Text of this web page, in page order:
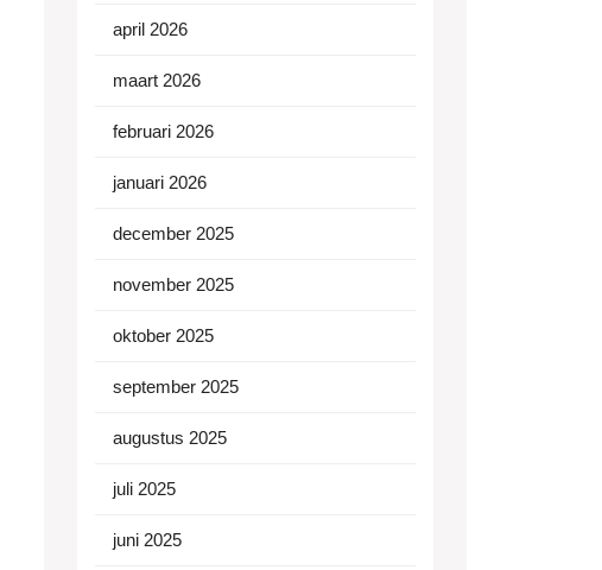
april 2026
maart 2026
februari 2026
januari 2026
december 2025
november 2025
oktober 2025
september 2025
augustus 2025
juli 2025
juni 2025